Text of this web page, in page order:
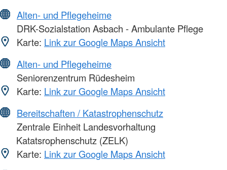
Alten- und Pflegeheime
DRK-Sozialstation Asbach - Ambulante Pflege
Karte: Link zur Google Maps Ansicht
Alten- und Pflegeheime
Seniorenzentrum Rüdesheim
Karte: Link zur Google Maps Ansicht
Bereitschaften / Katastrophenschutz
Zentrale Einheit Landesvorhaltung
Katatsrophenschutz (ZELK)
Karte: Link zur Google Maps Ansicht